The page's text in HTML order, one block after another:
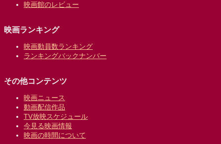
映画館のレビュー
映画ランキング
映画動員数ランキング
ランキングバックナンバー
その他コンテンツ
映画ニュース
動画配信作品
TV放映スケジュール
今見る映画情報
映画の時間について